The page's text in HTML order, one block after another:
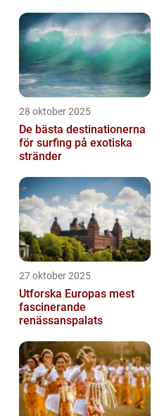
28 oktober 2025
De bästa destinationerna
för surfing på exotiska
stränder
27 oktober 2025
Utforska Europas mest
fascinerande
renässanspalats